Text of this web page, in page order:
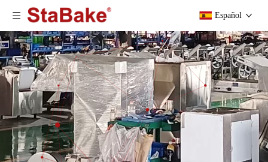
Español